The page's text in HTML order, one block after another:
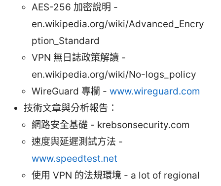
AES-256 加密說明 -
en.wikipedia.org/wiki/Advanced_Encry
ption_Standard
VPN 無日誌政策解讀 -
en.wikipedia.org/wiki/No-logs_policy
WireGuard 專欄 - www.wireguard.com
技術文章與分析報告：
網路安全基礎 - krebsonsecurity.com
速度與延遲測試方法 -
www.speedtest.net
使用 VPN 的法規環境 - a lot of regional